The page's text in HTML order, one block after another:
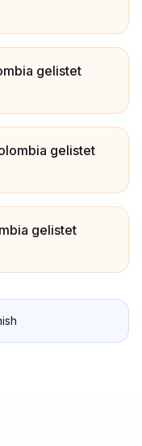
gelistet
gelistet
gelistet